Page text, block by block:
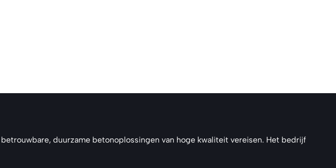
duurzame betonoplossingen van hoge kwaliteit vereisen. Het bedrijf